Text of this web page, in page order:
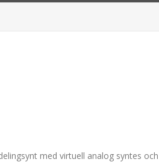
med virtuell analog syntes och